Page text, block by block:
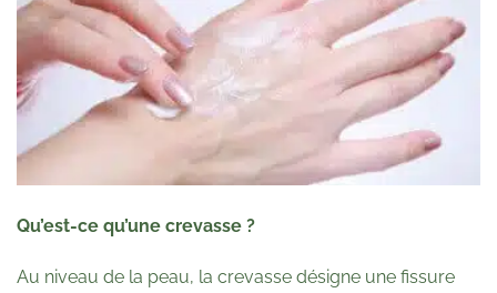
Qu’est-ce qu’une crevasse ?
Au niveau de la peau, la crevasse désigne une fissure